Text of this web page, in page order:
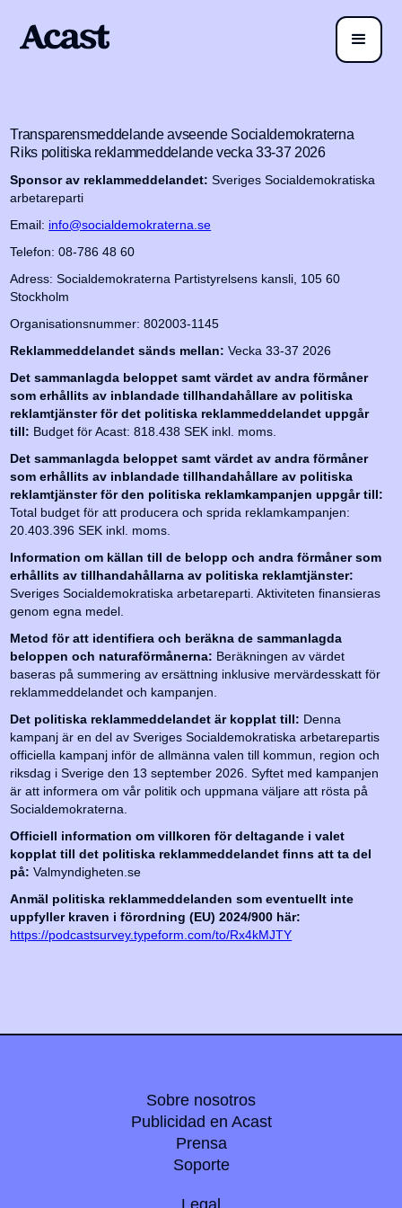
Transparensmeddelande avseende Socialdemokraterna
Riks politiska reklammeddelande vecka 33-37 2026
Sponsor av reklammeddelandet: Sveriges Socialdemokratiska
arbetareparti
Email: info@socialdemokraterna.se
Telefon: 08-786 48 60
Adress: Socialdemokraterna Partistyrelsens kansli, 105 60
Stockholm
Organisationsnummer: 802003-1145
Reklammeddelandet sänds mellan:Vecka 33-37 2026
Det sammanlagda beloppet samt värdet av andra förmåner
som erhållits av inblandade tillhandahållare av politiska
reklamtjänster för det politiska reklammeddelandet uppgår
till: Budget för Acast: 818.438 SEK inkl. moms.
Det sammanlagda beloppet samt värdet av andra förmåner
som erhållits av inblandade tillhandahållare av politiska
reklamtjänster för den politiska reklamkampanjen uppgår till:
Total budget för att producera och sprida reklamkampanjen:
20.403.396 SEK inkl. moms.
Information om källan till de belopp och andra förmåner som
erhållits av tillhandahållarna av politiska reklamtjänster:
Sveriges Socialdemokratiska arbetareparti. Aktiviteten finansieras
genom egna medel.
Metod för att identifiera och beräkna de sammanlagda
beloppen och naturaförmånerna: Beräkningen av värdet
baseras på summering av ersättning inklusive mervärdesskatt för
reklammeddelandet och kampanjen.
Det politiska reklammeddelandet är kopplat till: Denna
kampanj är en del av Sveriges Socialdemokratiska arbetarepartis
officiella kampanj inför de allmänna valen till kommun, region och
riksdag i Sverige den 13 september 2026. Syftet med kampanjen
är att informera om vår politik och uppmana väljare att rösta på
Socialdemokraterna.
Officiell information om villkoren för deltagande i valet
kopplat till det politiska reklammeddelandet finns att ta del
på: Valmyndigheten.se
Anmäl politiska reklammeddelanden som eventuellt inte
uppfyller kraven i förordning (EU) 2024/900 här:
https://podcastsurvey.typeform.com/to/Rx4kMJTY
Sobre nosotros
Publicidad en Acast
Prensa
Soporte
Legal